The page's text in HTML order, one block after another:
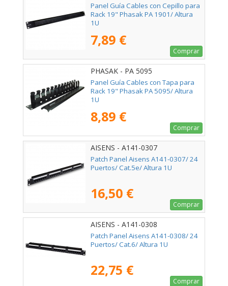
Panel Guía Cables con Cepillo para
Rack 19" Phasak PA 1901/ Altura
1U
7,89 €
Comprar
PHASAK - PA 5095
Panel Guía Cables con Tapa para
Rack 19" Phasak PA 5095/ Altura
1U
8,89 €
Comprar
AISENS - A141-0307
Patch Panel Aisens A141-0307/ 24
Puertos/ Cat.5e/ Altura 1U
16,50 €
Comprar
AISENS - A141-0308
Patch Panel Aisens A141-0308/ 24
Puertos/ Cat.6/ Altura 1U
22,75 €
Comprar